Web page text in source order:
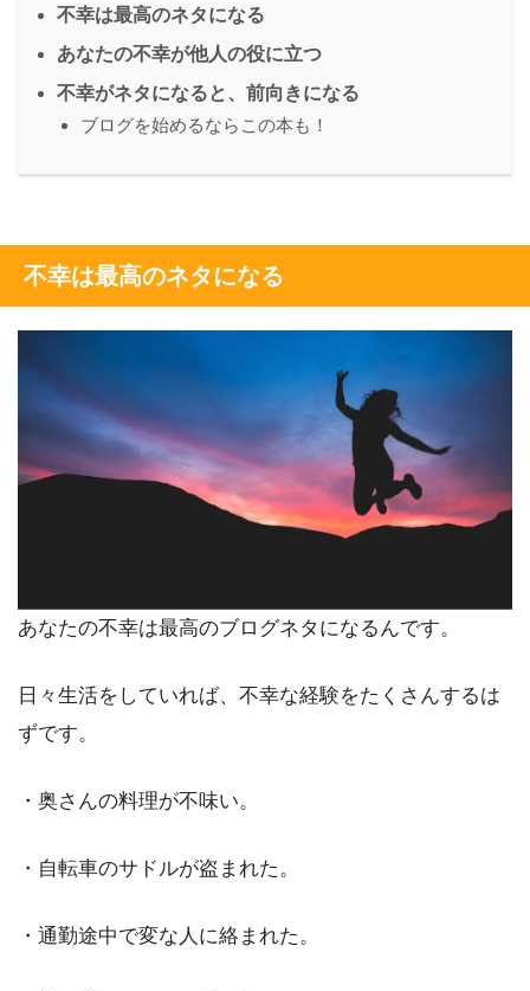
不幸は最高のネタになる
あなたの不幸が他人の役に立つ
不幸がネタになると、前向きになる
ブログを始めるならこの本も！
不幸は最高のネタになる
あなたの不幸は最高のブログネタになるんです。
日々生活をしていれば、不幸な経験をたくさんするは
ずです。
・奥さんの料理が不味い。
・自転車のサドルが盗まれた。
・通勤途中で変な人に絡まれた。